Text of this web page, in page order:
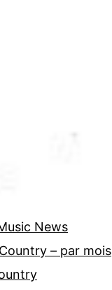
News
– par mois